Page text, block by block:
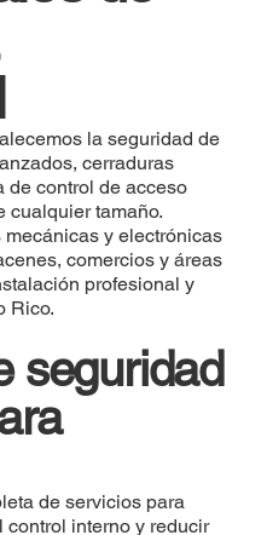
la seguridad de
cerraduras
de control de acceso
cualquier tamaño.
y electrónicas
comercios y áreas
profesional y
Rico.
seguridad
de servicios para
control interno y reducir